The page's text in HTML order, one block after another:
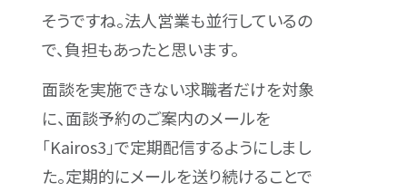
そうですね。法人営業も並行しているの
で、負担もあったと思います。
面談を実施できない求職者だけを対象
に、面談予約のご案内のメールを
「Kairos3」で定期配信するようにしまし
た。定期的にメールを送り続けることで